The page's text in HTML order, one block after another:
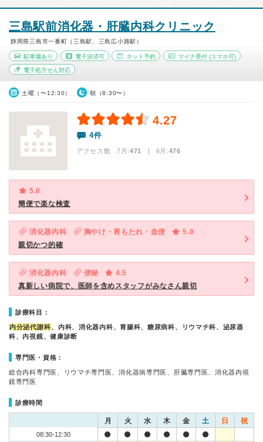
三島駅前消化器・肝臓内科クリニック
静岡県三島市一番町（三島駅、三島広小路駅）
駐車場あり 電子決済可 ネット予約 マイナ受付 (スマホ可)
電子処方せん対応
土曜（〜12:30） 朝（8:30〜）
4.27
4件
アクセス数 7月:471 | 6月:476
5.0
簡便で楽な検査
消化器内科 胸やけ・胃もたれ・血便
5.0
親切かつ的確
消化器内科 便秘
4.5
真新しい病院で、医師を含めスタッフがみなさん親切
診療科目：
内分泌代謝科、内科、消化器内科、胃腸科、糖尿病科、リウマチ科、泌尿器
科、内視鏡、健康診断
専門医・資格：
総合内科専門医、リウマチ専門医、消化器病専門医、肝臓専門医、消化器内視
鏡専門医
診療時間
月 火 水 木 金 土 日 祝
08:30-12:30